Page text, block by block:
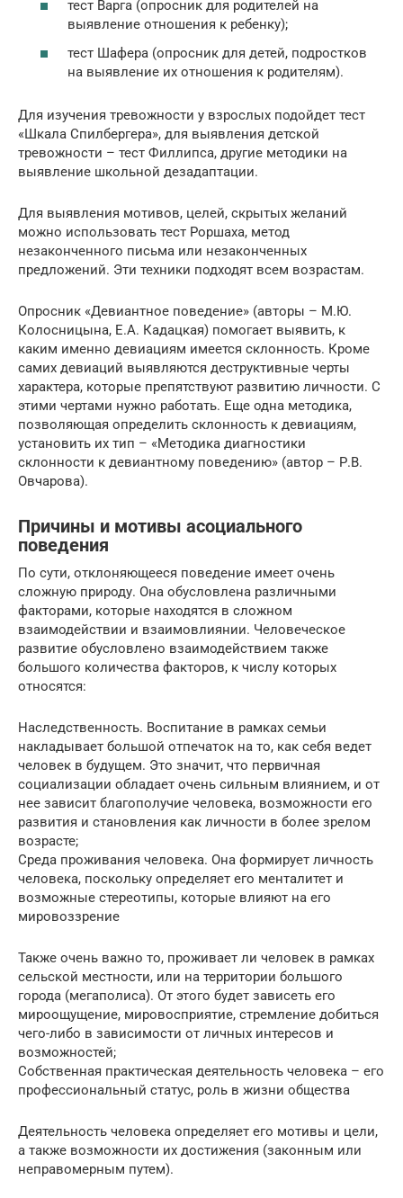
тест Варга (опросник для родителей на
выявление отношения к ребенку);
тест Шафера (опросник для детей, подростков
на выявление их отношения к родителям).
Для изучения тревожности у взрослых подойдет тест
«Шкала Спилбергера», для выявления детской
тревожности – тест Филлипса, другие методики на
выявление школьной дезадаптации.
Для выявления мотивов, целей, скрытых желаний
можно использовать тест Роршаха, метод
незаконченного письма или незаконченных
предложений. Эти техники подходят всем возрастам.
Опросник «Девиантное поведение» (авторы – М.Ю.
Колосницына, Е.А. Кадацкая) помогает выявить, к
каким именно девиациям имеется склонность. Кроме
самих девиаций выявляются деструктивные черты
характера, которые препятствуют развитию личности. С
этими чертами нужно работать. Еще одна методика,
позволяющая определить склонность к девиациям,
установить их тип – «Методика диагностики
склонности к девиантному поведению» (автор – Р.В.
Овчарова).
Причины и мотивы асоциального
поведения
По сути, отклоняющееся поведение имеет очень
сложную природу. Она обусловлена различными
факторами, которые находятся в сложном
взаимодействии и взаимовлиянии. Человеческое
развитие обусловлено взаимодействием также
большого количества факторов, к числу которых
относятся:
Наследственность. Воспитание в рамках семьи
накладывает большой отпечаток на то, как себя ведет
человек в будущем. Это значит, что первичная
социализации обладает очень сильным влиянием, и от
нее зависит благополучие человека, возможности его
развития и становления как личности в более зрелом
возрасте;
Среда проживания человека. Она формирует личность
человека, поскольку определяет его менталитет и
возможные стереотипы, которые влияют на его
мировоззрение
Также очень важно то, проживает ли человек в рамках
сельской местности, или на территории большого
города (мегаполиса). От этого будет зависеть его
мироощущение, мировосприятие, стремление добиться
чего-либо в зависимости от личных интересов и
возможностей;
Собственная практическая деятельность человека – его
профессиональный статус, роль в жизни общества
Деятельность человека определяет его мотивы и цели,
а также возможности их достижения (законным или
неправомерным путем).